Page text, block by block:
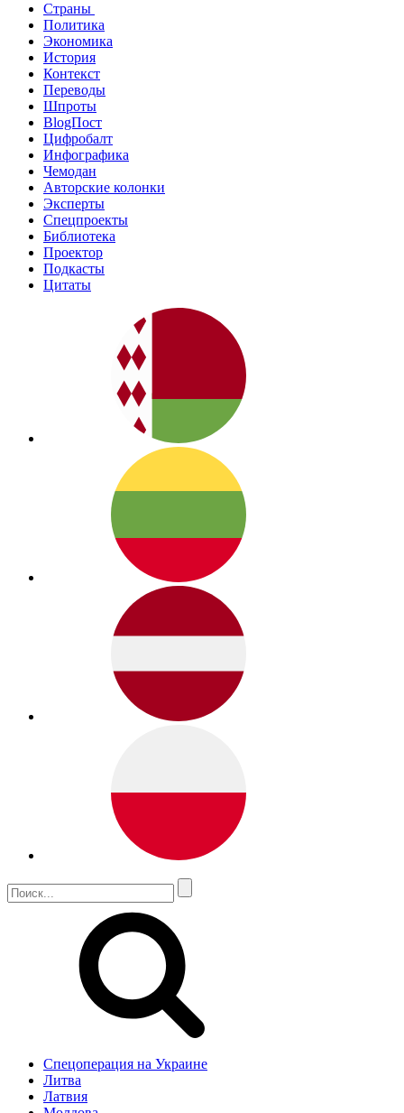
Страны
Политика
Экономика
История
Контекст
Переводы
Шпроты
BlogПост
Цифробалт
Инфографика
Чемодан
Авторские колонки
Эксперты
Спецпроекты
Библиотека
Проектор
Подкасты
Цитаты
Спецоперация на Украине
Литва
Латвия